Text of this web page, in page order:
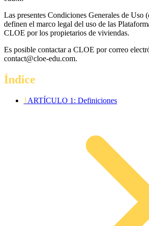
Las presentes Condiciones Generales de Uso
definen el marco legal del uso de las
CLOE por los propietarios de viviendas.
Es posible contactar a CLOE por correo
contact@cloe-edu.com.
Índice
1 ARTÍCULO 1: Definiciones